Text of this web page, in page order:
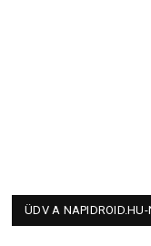
ÜDV A NAPIDROID.HU-